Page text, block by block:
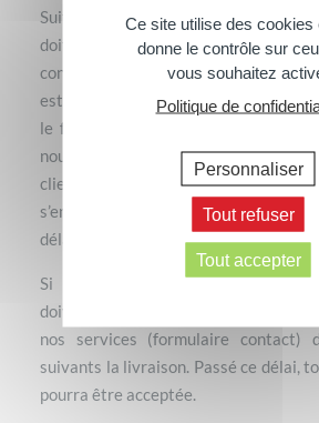
Suite à la réception des produits
doit vérifier l’état et le contenu du
convient pas, s’il n’est pas conforme à
est détérioré, il suffit de contacter
le formulaire prévu à cet effet sur
nous » ou via l’adresse mail
clients@sarbec.com. Les
s’engagent à trouver une solution
délais.
Si les articles nécessitent de
doivent faire l’objet d’une demande
nos services (formulaire contact)
suivants la livraison. Passé ce délai,
pourra être acceptée.
Ce site utilise des cookies
donne le contrôle sur
vous souhaitez
Politique de
Personnaliser
Tout refuser
Tout accepter